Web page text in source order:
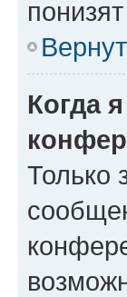
Когда
Только